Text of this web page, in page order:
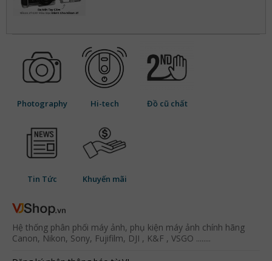
Photography Hi-tech Đồ cũ chất
Tin Tức Khuyến mãi
Hệ thống phân phối máy ảnh, phụ kiện máy ảnh chính hãng
Canon, Nikon, Sony, Fujifilm, DJI , K&F , VSGO ........